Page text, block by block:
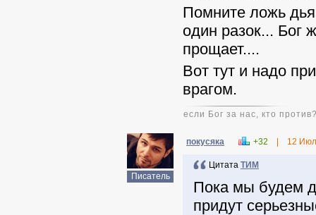
Помните ложь
один разок... Бог
прощает....
Вот тут и надо
врагом.
если Бог за нас, кто
Писатель
покусяка +32 12
Цитата ТИМ
Пока мы будем
придут